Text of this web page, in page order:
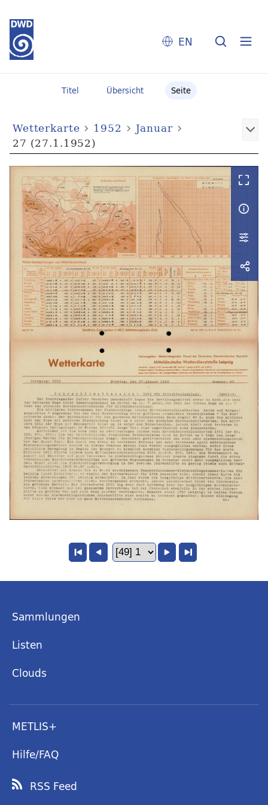
EN
Titel Übersicht Seite
Wetterkarte 1952
Januar
27 (27.1.1952)
Sammlungen
Listen
Clouds
METLIS+
Hilfe/FAQ
RSS Feed